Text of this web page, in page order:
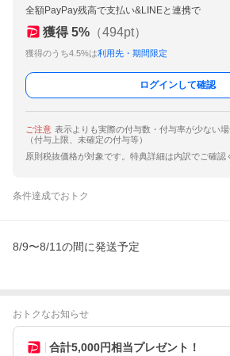
全額PayPay残高で支払い&LINEと連携で
獲得 5% （494pt）
獲得のうち4.5%は利用先・期間限定
ログインして確認
ご注意 表示よりも実際の付与数・付与率が少ない
（付与上限、未確定の付与等）
原則税抜価格が対象です。特典詳細は内訳でご確認
条件達成でおトク
8/9〜8/11の間に発送予定
おトクなお知らせ
合計5,000円相当プレゼント！